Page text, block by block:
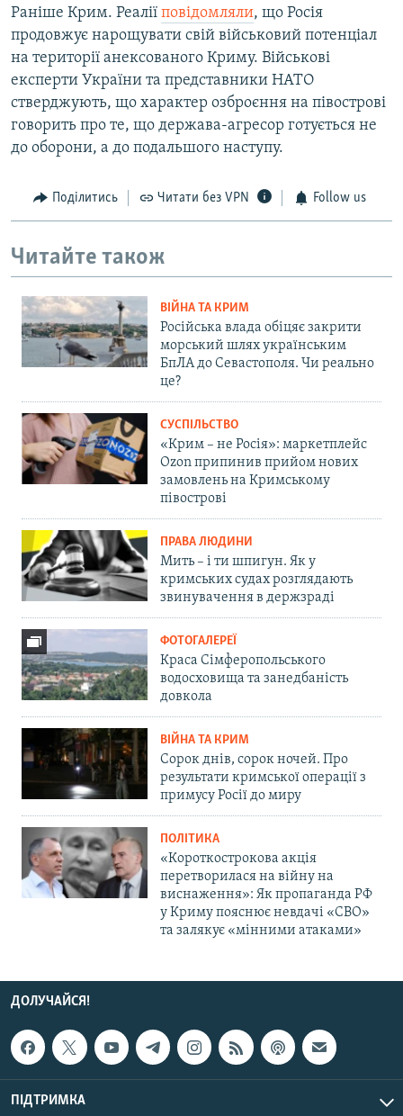
Раніше Крим. Реалії повідомляли, що Росія
продовжує нарощувати свій військовий потенціал
на території анексованого Криму. Військові
експерти України та представники НАТО
стверджують, що характер озброєння на півострові
говорить про те, що держава-агресор готується не
до оборони, а до подальшого наступу.
Поділитись Читати без VPN Follow us
Читайте також
ВІЙНА ТА КРИМ
Російська влада обіцяє закрити
морський шлях українським
БпЛА до Севастополя. Чи реально
це?
СУСПІЛЬСТВО
«Крим – не Росія»: маркетплейс
Ozon припинив прийом нових
замовлень на Кримському
півострові
ПРАВА ЛЮДИНИ
Мить – і ти шпигун. Як у
кримських судах розглядають
звинувачення в держзраді
ФОТОГАЛЕРЕЇ
Краса Сімферопольського
водосховища та занедбаність
довкола
ВІЙНА ТА КРИМ
Сорок днів, сорок ночей. Про
результати кримської операції з
примусу Росії до миру
ПОЛІТИКА
«Короткострокова акція
перетворилася на війну на
виснаження»: Як пропаганда РФ
у Криму пояснює невдачі «СВО»
та залякує «мінними атаками»
ДОЛУЧАЙСЯ!
ПІДТРИМКА